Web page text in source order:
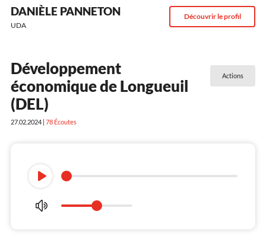
DANIÈLE PANNETON
UDA
Découvrir le profil
Développement
économique de Longueuil
(DEL)
27.02.2024 | 78Écoutes
Actions